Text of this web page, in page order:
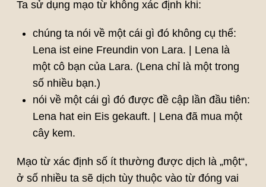
Ta sử dụng mạo từ không xác định khi:
chúng ta nói về một cái gì đó không cụ thể:
Lena ist eine Freundin von Lara. | Lena là
một cô bạn của Lara. (Lena chỉ là một trong
số nhiều bạn.)
nói về một cái gì đó được đề cập lần đầu tiên:
Lena hat ein Eis gekauft. | Lena đã mua một
cây kem.
Mạo từ xác định số ít thường được dịch là „một“,
ở số nhiều ta sẽ dịch tùy thuộc vào từ đóng vai